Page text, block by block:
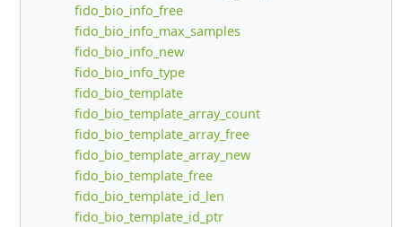
fido_bio_info_free
fido_bio_info_max_samples
fido_bio_info_new
fido_bio_info_type
fido_bio_template
fido_bio_template_array_count
fido_bio_template_array_free
fido_bio_template_array_new
fido_bio_template_free
fido_bio_template_id_len
fido_bio_template_id_ptr